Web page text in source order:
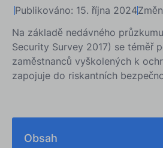
Publikováno: 15. října 2024
Na základě nedávného
Security Survey 2017) se téměř
zaměstnanců vyškolených k
zapojuje do riskantních
Obsah